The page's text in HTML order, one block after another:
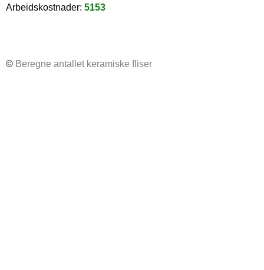
Arbeidskostnader: 5153
© Beregne antallet keramiske fliser